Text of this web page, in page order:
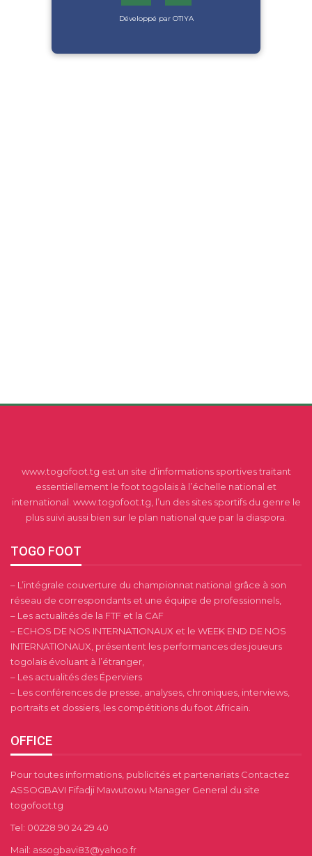
Développé par OTIYA
www.togofoot.tg est un site d’informations sportives traitant
essentiellement le foot togolais à l’échelle national et
international. www.togofoot.tg, l’un des sites sportifs du genre le
plus suivi aussi bien sur le plan national que par la diaspora.
TOGO FOOT
– L’intégrale couverture du championnat national grâce à son
réseau de correspondants et une équipe de professionnels,
– Les actualités de la FTF et la CAF
– ECHOS DE NOS INTERNATIONAUX et le WEEK END DE NOS
INTERNATIONAUX, présentent les performances des joueurs
togolais évoluant à l’étranger,
– Les actualités des Éperviers
– Les conférences de presse, analyses, chroniques, interviews,
portraits et dossiers, les compétitions du foot Africain.
OFFICE
Pour toutes informations, publicités et partenariats Contactez
ASSOGBAVI Fifadji Mawutowu Manager General du site
togofoot.tg
Tel: 00228 90 24 29 40
Mail: assogbavi83@yahoo.fr